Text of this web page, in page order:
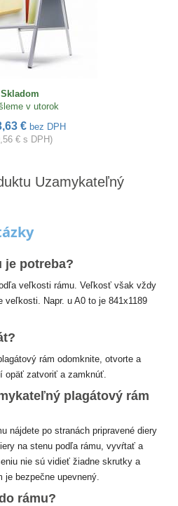
Skladom
v utorok
€ bez DPH
€ s DPH)
Uzamykateľný
je potreba?
veľkosti rámu. Veľkosť však vždy
veľkosti. Napr. u A0 to je 841x1189
rám odomknite, otvorte a
opäť zatvoriť a zamknúť.
plagátový rám
nájdete po stranách pripravené diery
na stenu podľa rámu, vyvŕtať a
nie sú vidieť žiadne skrutky a
bezpečne upevnený.
rámu?